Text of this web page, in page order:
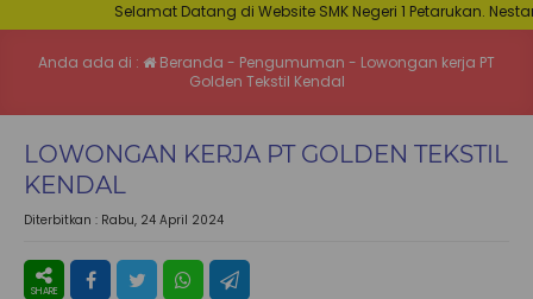
Selamat Datang di Website SMK Negeri 1 Petarukan.
Anda ada di : Beranda - Pengumuman - Lowongan kerja PT
Golden Tekstil Kendal
LOWONGAN KERJA PT GOLDEN TEKSTIL
KENDAL
Diterbitkan : Rabu, 24 April 2024